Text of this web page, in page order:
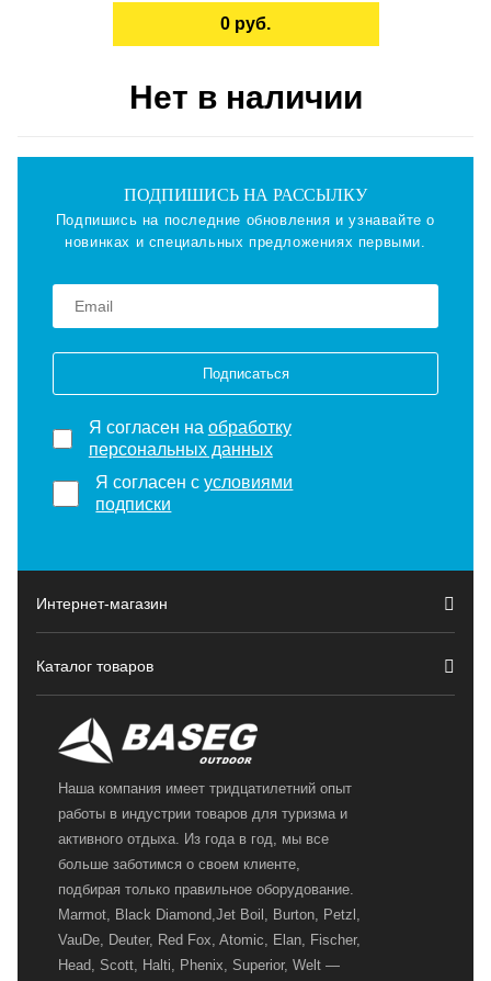
0 руб.
Нет в наличии
ПОДПИШИСЬ НА РАССЫЛКУ
Подпишись на последние обновления и узнавайте о
новинках и специальных предложениях первыми.
Подписаться
Я согласен на обработку
персональных данных
Я согласен сусловиями
подписки
Интернет-магазин
Каталог товаров
Наша компания имеет тридцатилетний опыт
работы в индустрии товаров для туризма и
активного отдыха. Из года в год, мы все
больше заботимся о своем клиенте,
подбирая только правильное оборудование.
Marmot, Black Diamond,Jet Boil, Burton, Petzl,
VauDe, Deuter, Red Fox, Atomic, Elan, Fischer,
Head, Scott, Halti, Phenix, Superior, Welt —